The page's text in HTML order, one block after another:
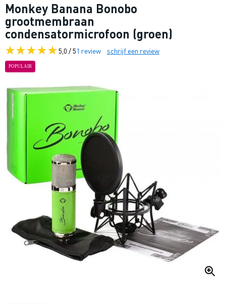
Monkey Banana Bonobo
grootmembraan
condensatormicrofoon (groen)
5,0 / 51 review schrijf een review
POPULAIR